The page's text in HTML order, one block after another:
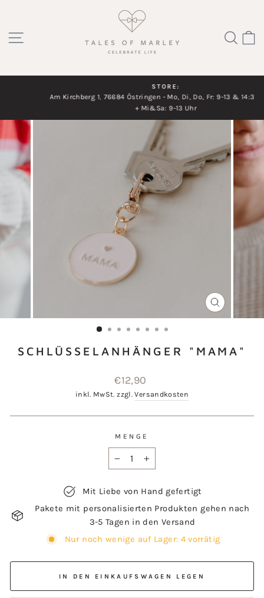
Inhalt
SEITENNAVIGATION
Diashow
Am Kirchberg 1, 76684 Östringen - Mo, Di, Do, Fr: 9-13 & 14:30-18 Uhr
+ Mi&Sa: 9-13 Uhr
ESC)
SCHLÜSSELANHÄNGER "MAMA"
Normaler
Preis
€12,90
inkl. MwSt. zzgl.Versandkosten
MENGE
Mit Liebe von Hand gefertigt
Pakete mit personalisierten Produkten gehen nach
3-5 Tagen in den Versand
Nur noch wenige auf Lager: 4 vorrätig
IN DEN EINKAUFSWAGEN LEGEN